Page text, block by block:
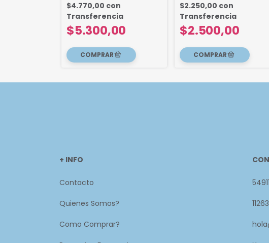
$5.300,00
$4.770,00 con
Transferencia
$2.500,00
$2.250,00 con
Transferencia
+ INFO
Contacto
Quienes Somos?
Como Comprar?